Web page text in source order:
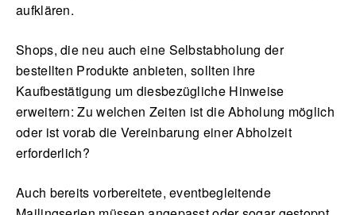
aufklären.
Shops, die neu auch eine Selbstabholung der
bestellten Produkte anbieten, sollten ihre
Kaufbestätigung um diesbezügliche Hinweise
erweitern: Zu welchen Zeiten ist die Abholung möglich
oder ist vorab die Vereinbarung einer Abholzeit
erforderlich?
Auch bereits vorbereitete, eventbegleitende